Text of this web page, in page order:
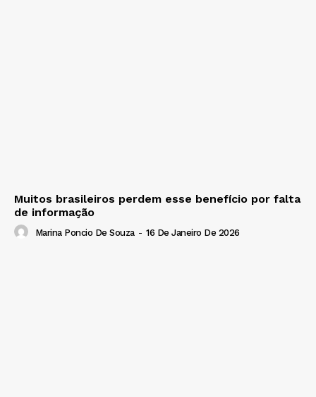
Muitos brasileiros perdem esse benefício por falta
de informação
Marina Poncio De Souza - 16 De Janeiro De 2026